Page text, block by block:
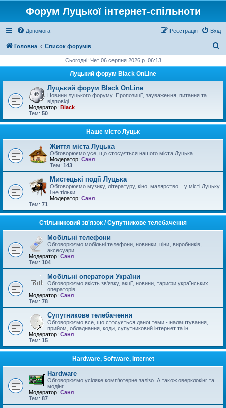
Форум Луцької інтернет-спільноти
Допомога Вхід
Реєстрація
Головна Список форумів
у
Сьогодні: Чет 06 серпня 2026 р. 06:13
Луцький форум Black OnLine
Луцький форум Black OnLine
Новини луцького форуму. Пропозиції, зауваження, питання та
відповіді.
Модератор: Black
Тем: 50
Наше місто Луцьк
Життя міста Луцька
Обговорюємо усе, що стосується нашого міста Луцька.
Модератор: Саня
Тем: 143
Мистецькі події Луцька
Обговорюємо музику, літературу, кіно, малярство... у місті Луцьку
і не тільки.
Модератор: Саня
Тем: 71
Стільниковий зв'язок / Супутникове телебачення
Мобільні телефони
Обговорюємо мобільні телефони, новинки, ціни, виробників,
аксесуари...
Модератор: Саня
Тем: 104
Мобільні оператори України
Обговорюємо якість зв'язку, акції, новини, тарифи українських
операторів.
Модератор: Саня
Тем: 78
Супутникове телебачення
Обговорюємо все, що стосується даної теми - налаштування,
прийом, обладнання, коди, супутниковий інтернет та ін.
Модератор: Саня
Тем: 15
Hardware, Software, Internet
Hardware
Обговорюємо усіляке комп'ютерне залізо. А також оверклокінг та
модінг.
Модератор: Саня
Тем: 87